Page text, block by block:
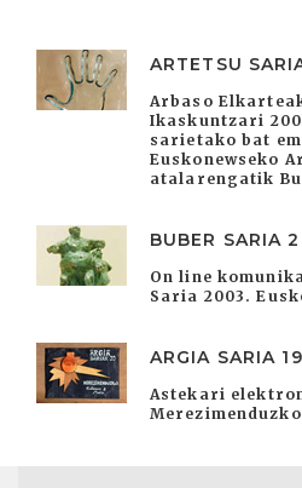
ARTETSU
Arbaso
Ikaskuntzari
sarietako bat
Euskonewseko
atalarengatik
BUBER SARIA
On line
Saria 2003.
ARGIA SARIA
Astekari